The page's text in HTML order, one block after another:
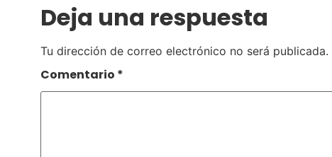
Deja una respuesta
Tu dirección de correo electrónico no será publicada.
Comentario *